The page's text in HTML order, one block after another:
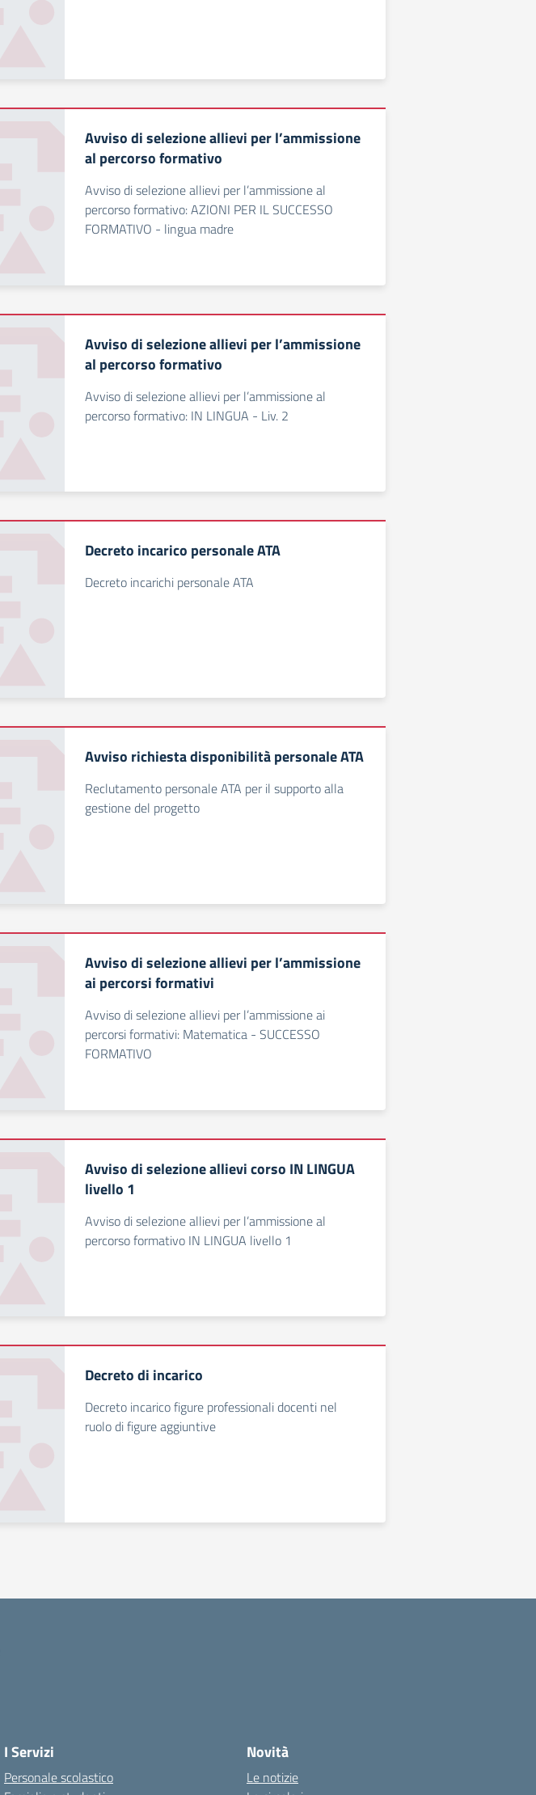
Avviso di selezione allievi per l’ammissione
al percorso formativo
Avviso di selezione allievi per l’ammissione al
percorso formativo: AZIONI PER IL SUCCESSO
FORMATIVO - lingua madre
Avviso di selezione allievi per l’ammissione
al percorso formativo
Avviso di selezione allievi per l’ammissione al
percorso formativo: IN LINGUA - Liv. 2
Decreto incarico personale ATA
Decreto incarichi personale ATA
Avviso richiesta disponibilità personale ATA
Reclutamento personale ATA per il supporto alla
gestione del progetto
Avviso di selezione allievi per l’ammissione
ai percorsi formativi
Avviso di selezione allievi per l’ammissione ai
percorsi formativi: Matematica - SUCCESSO
FORMATIVO
Avviso di selezione allievi corso IN LINGUA
livello 1
Avviso di selezione allievi per l’ammissione al
percorso formativo IN LINGUA livello 1
Decreto di incarico
Decreto incarico figure professionali docenti nel
ruolo di figure aggiuntive
I Servizi
Personale scolastico
Novità
Le notizie